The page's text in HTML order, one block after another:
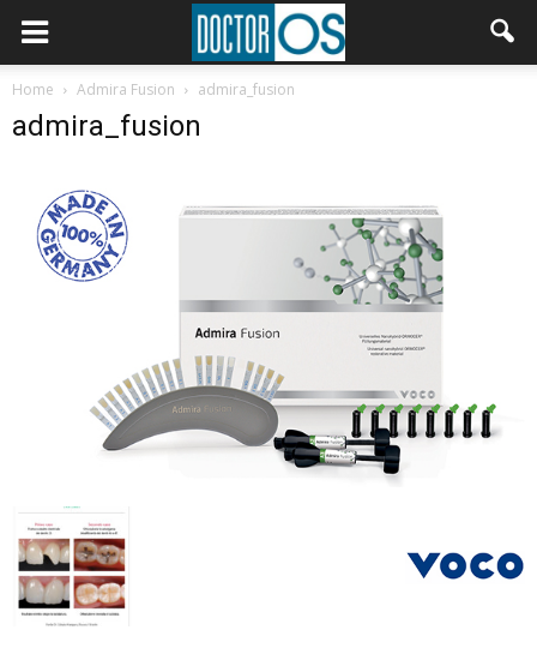
Home Admira Fusion admira_fusion
admira_fusion